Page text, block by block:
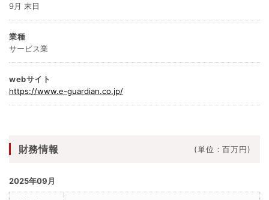
9月 末日
業種
サービス業
webサイト
https://www.e-guardian.co.jp/
財務情報 (単位：百万円)
2025年09月